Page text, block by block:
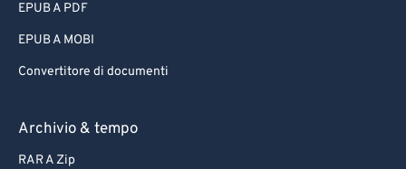
EPUB A PDF
EPUB A MOBI
Convertitore di documenti
Archivio & tempo
RAR A Zip